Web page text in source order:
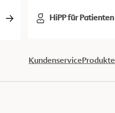
HiPP für Patienten
KundenserviceProdukte